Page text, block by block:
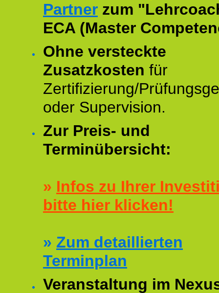
Partner zum
ECA (Master
Ohne versteckte
Zusatzkosten für
Zertifizierung/
oder Supervision.
Zur Preis- und
Terminübersicht:
» Infos zu Ihrer
bitte hier klicken!
» Zum detaillierten
Terminplan
Veranstaltung im